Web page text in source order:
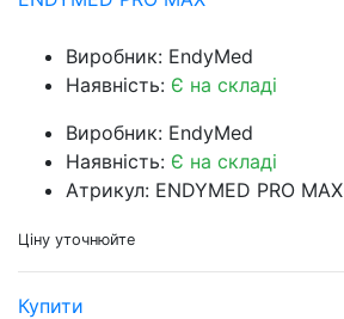
Виробник: EndyMed
Наявність: Є на складі
Виробник: EndyMed
Наявність: Є на складі
Атрикул: ENDYMED PRO MAX
Ціну уточнюйте
Купити